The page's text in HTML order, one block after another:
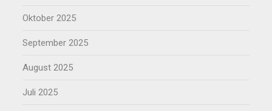
Oktober 2025
September 2025
August 2025
Juli 2025